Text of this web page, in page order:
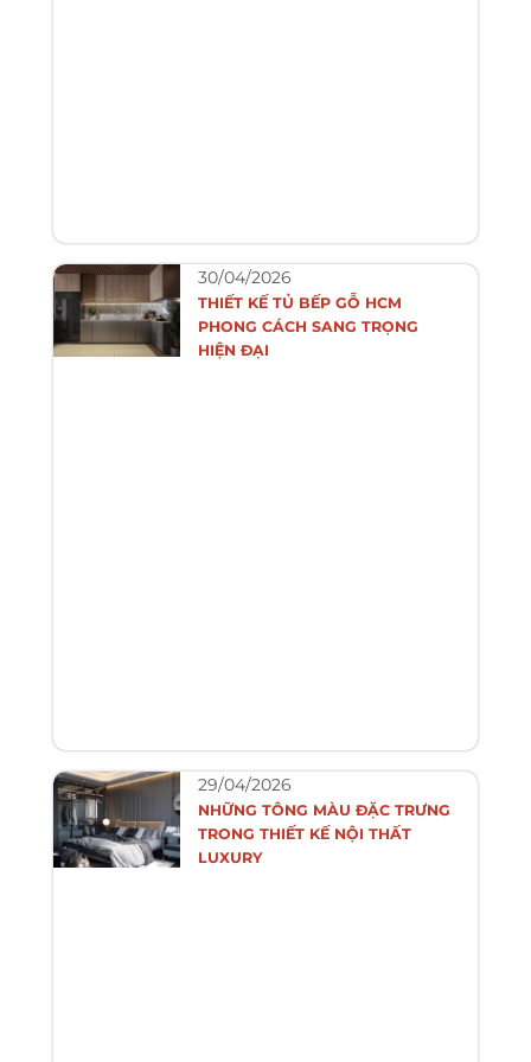
30/04/2026
THIẾT KẾ TỦ BẾP GỖ HCM
PHONG CÁCH SANG TRỌNG
HIỆN ĐẠI
29/04/2026
NHỮNG TÔNG MÀU ĐẶC TRƯNG
TRONG THIẾT KẾ NỘI THẤT
LUXURY